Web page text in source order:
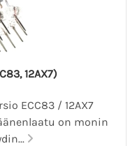
12AX7)
ECC83 / 12AX7
on monin